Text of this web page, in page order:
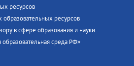
ресурсов
ресурсов
в сфере образования и науки
среда РФ»